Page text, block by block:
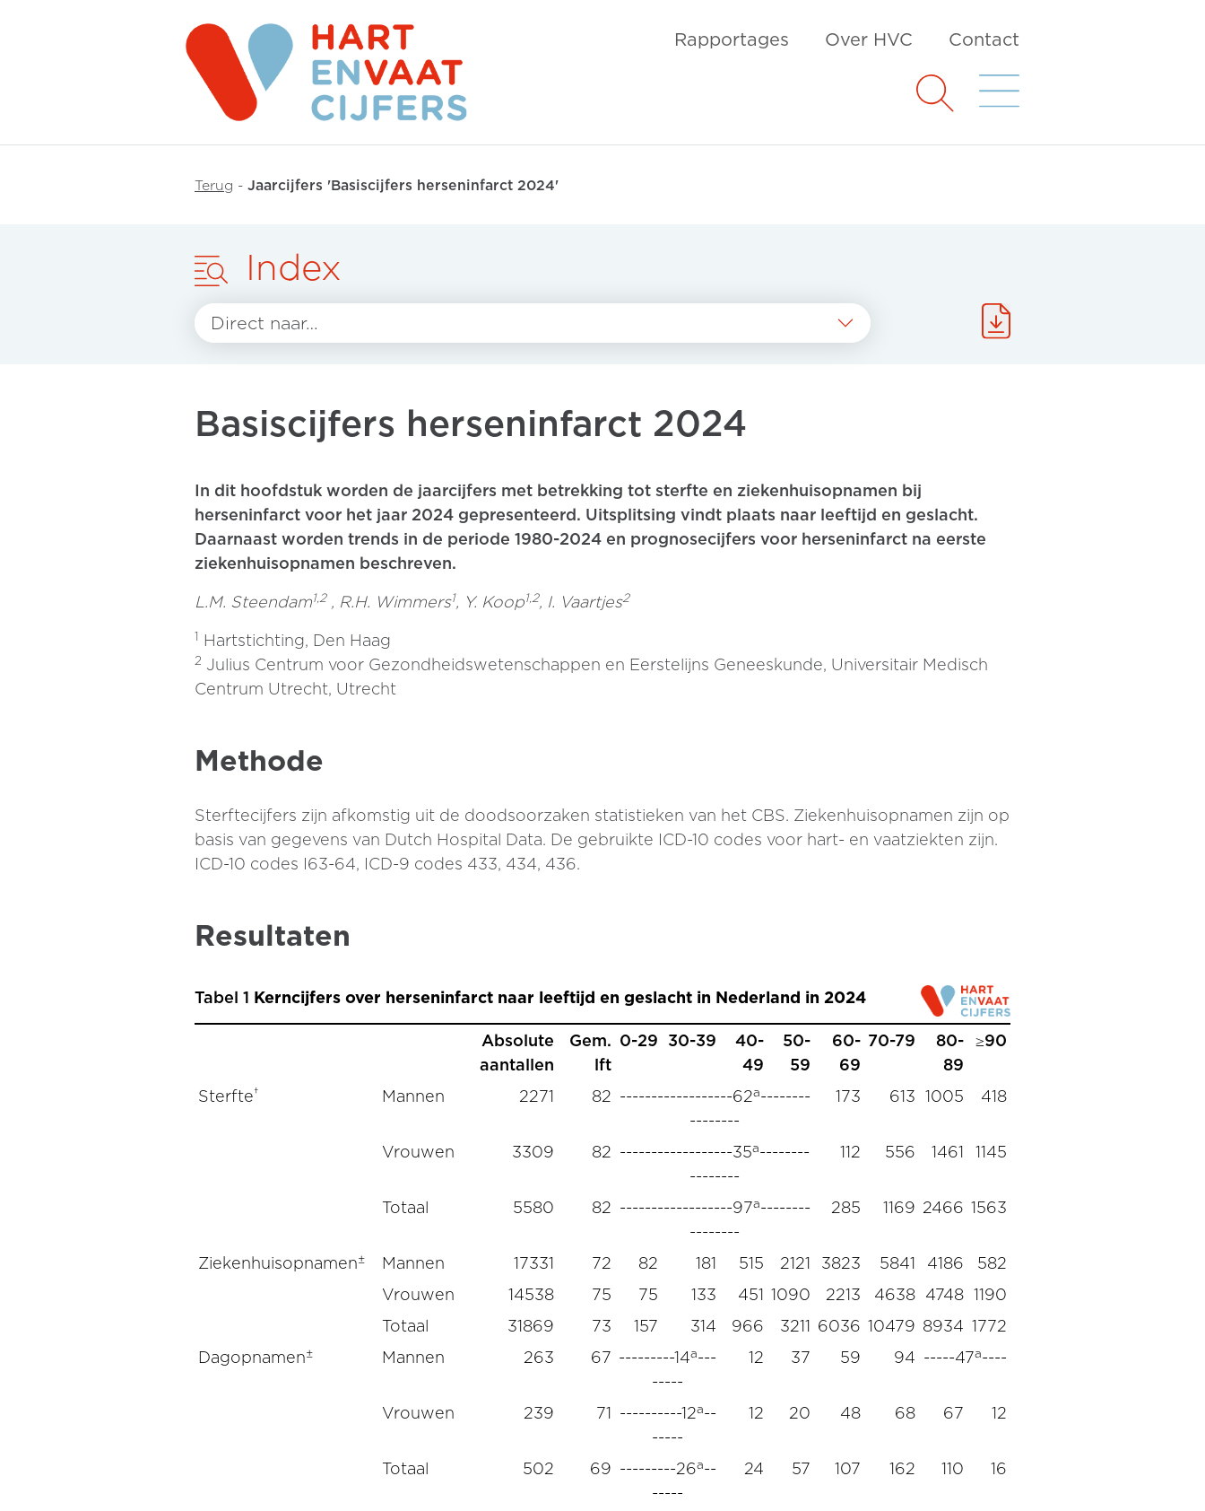
Rapportages Over HVC Contact
Terug - Jaarcijfers 'Basiscijfers herseninfarct 2024'
Index
Direct naar…
Basiscijfers herseninfarct 2024
In dit hoofdstuk worden de jaarcijfers met betrekking tot sterfte en ziekenhuisopnamen bij
herseninfarct voor het jaar 2024 gepresenteerd. Uitsplitsing vindt plaats naar leeftijd en geslacht.
Daarnaast worden trends in de periode 1980-2024 en prognosecijfers voor herseninfarct na eerste
ziekenhuisopnamen beschreven.
L.M. Steendam1,2, R.H. Wimmers1, Y. Koop1,2, I. Vaartjes2
1 Hartstichting, Den Haag
2 Julius Centrum voor Gezondheidswetenschappen en Eerstelijns Geneeskunde, Universitair Medisch
Centrum Utrecht, Utrecht
Methode
Sterftecijfers zijn afkomstig uit de doodsoorzaken statistieken van het CBS. Ziekenhuisopnamen zijn op
basis van gegevens van Dutch Hospital Data. De gebruikte ICD-10 codes voor hart- en vaatziekten zijn.
ICD-10 codes I63-64, ICD-9 codes 433, 434, 436.
Resultaten
Tabel 1 Kerncijfers over herseninfarct naar leeftijd en geslacht in Nederland in 2024
Absolute
aantallen
Gem.
lft
0-29 30-39
40-
49
50-
59
60-
69
70-79
80-
89
≥90
Sterfte† Mannen 2271 82 ------------------62a--------
--------
173 613 1005 418
Vrouwen 3309 82 ------------------35a--------
--------
112 556 1461 1145
Totaal 5580 82 ------------------97a--------
--------
285 1169 2466 1563
Ziekenhuisopnamen± Mannen 17331 72 82 181 515 2121 3823 5841 4186
582
Vrouwen
14538 75 75 133 451 1090 2213 4638 4748 1190
Totaal
31869 73 157 314 966 3211 6036 10479 8934 1772
Dagopnamen± Mannen 263 67 ---------14a---
-----
12 37 59 94 -----47a----
Vrouwen 239 71 ----------12a--
-----
12 20 48 68 67 12
Totaal 502 69 ---------26a--
-----
24 57 107 162 110 16